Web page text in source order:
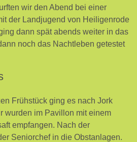
wir den Abend bei einer
der Landjugend von Heiligenrode
dann spät abends weiter in das
noch das Nachtleben getestet
Frühstück ging es nach Jork
wurden im Pavillon mit einem
empfangen. Nach der
Seniorchef in die Obstanlagen.